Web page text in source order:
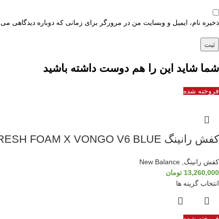
ذخیره نام، ایمیل و وبسایت من در مرورگر برای زمانی که دوباره دیدگاهی
شما شاید این را هم دوست داشته باشید
فروخته شده
کفش رانینگ NEW BALANCE FRESH FOAM X VONGO V6 BLUE
کفش رانینگ New Balance
13,260,000 تومان
انتخاب گزینه ها